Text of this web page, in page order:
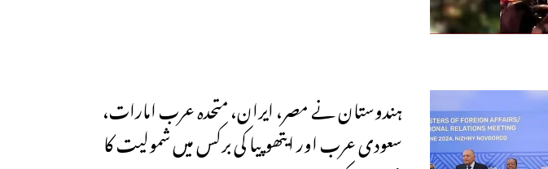
ہندوستان نے مصر، ایران، متحدہ عرب امارات،
سعودی عرب اور ایتھوپیا کی برکس میں شمولیت کا